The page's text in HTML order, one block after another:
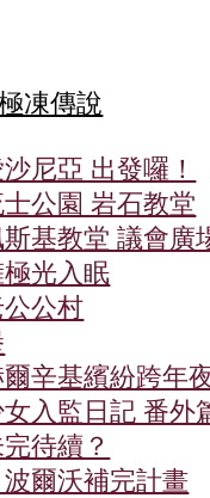
凍傳說
尼亞 出發囉！
公園 岩石教堂
基教堂 議會廣
光入眠
公村
辛基繽紛跨年
入監日記 番外
待續？
爾沃補完計畫